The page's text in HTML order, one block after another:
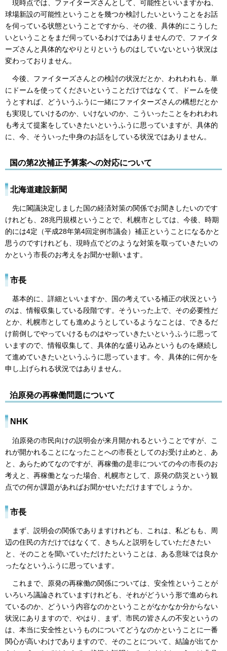
現時点では、ファイターズさんとして、可能性といいますかね、
球場新設の可能性ということを幾つか検討したいということをお話
を伺っている状態ということですから、その後、具体的にこうした
いということをまだ伺っているわけではありませんので、ファイタ
ーズさんと具体的なやりとりというものはしていないという状況は
変わっておりません。
今後、ファイターズさんとの検討の状況だとか、われわれも、単
にドームを使ってくださいということだけではなくて、ドームを使
うとすれば、どういうふうに一緒にファイターズさんの構想だとか
も実現していけるのか、いけないのか、こういったことをわれわれ
も考えて提案をしていきたいというふうに思っていますが、具体的
に、今、そういった中身のお話をしている状況ではありません。
国の第2次補正予算案への対応について
北海道建設新聞
先に閣議決定しました国の経済対策の関係でお聞きしたいのです
けれども、28兆円規模ということで、札幌市としては、今後、時期
的には4定（平成28年第4回定例市議会）補正ということになるかと
思うのですけれども、現時点でどのような対策を取っていきたいの
かという市長のお考えをお聞かせ願います。
市長
基本的に、詳細といいますか、国の考えている補正の状況という
のは、情報収集している段階です。そういった上で、その必要性だ
とか、札幌市としても進めようとしているようなことは、できるだ
け前倒しでやっていけるものはやっていきたいというふうに思って
いますので、情報収集して、具体的な盛り込みというものを継続し
て進めていきたいというふうに思っています。今、具体的に何かを
申し上げられる状況ではありません。
泊原発の再稼働問題について
NHK
泊原発の市民向けの説明会が来月開かれるということですが、こ
れが開かれることになったことへの市長としてのお受け止めと、あ
と、あらためてなのですが、再稼働の是非についての今の市長のお
考えと、再稼働となった場合、札幌市として、原発の防災という観
点での何か課題があればお聞かせいただけますでしょうか。
市長
まず、説明会の関係でありますけれども、これは、私どもも、周
辺の住民の方だけではなくて、きちんと説明をしていただきたい
と、そのことを聞いていただけたということは、ある意味では良か
ったなというふうに思っています。
これまで、原発の再稼働の関係については、安全性ということが
いろいろ議論されていますけれども、それがどういう形で進められ
ているのか、どういう内容なのかということがなかなか分からない
状況にありますので、やはり、まず、市民の皆さんの不安というの
は、本当に安全性というものについてどうなのかということに一番
関心が高いわけでありますので、そのことについて、結論が出てか